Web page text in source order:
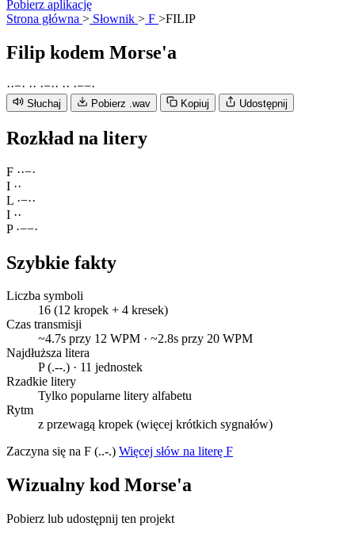
Pobierz aplikację
Strona główna > Słownik > F >FILIP
Filip kodem Morse'a
··−· ·· ·−·· ·· ·−−·
Słuchaj Pobierz .wav Kopiuj Udostępnij
Rozkład na litery
F ··−·
I ··
L ·−··
I ··
P ·−−·
Szybkie fakty
Liczba symboli
16 (12 kropek + 4 kresek)
Czas transmisji
~4.7s przy 12 WPM · ~2.8s przy 20 WPM
Najdłuższa litera
P (.--.) · 11 jednostek
Rzadkie litery
Tylko popularne litery alfabetu
Rytm
z przewagą kropek (więcej krótkich sygnałów)
Zaczyna się na F (..-.) Więcej słów na literę F
Wizualny kod Morse'a
Pobierz lub udostępnij ten projekt